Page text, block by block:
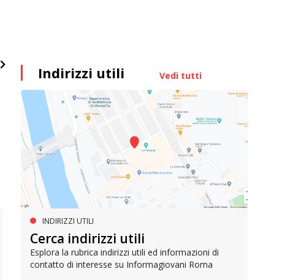
MUOVERSI A ROMA
Metrebus annuale a 50 euro per
gli under 19
Indirizzi utili Vedi tutti
INDIRIZZI UTILI
Cerca indirizzi utili
Esplora la rubrica indirizzi utili ed informazioni di
contatto di interesse su Informagiovani Roma